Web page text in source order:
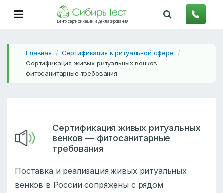
центр сертификации и декларирования
Главная / Сертификация в ритуальной сфере /
Сертификация живых ритуальных венков —
фитосанитарные требования
Сертификация живых ритуальных
венков — фитосанитарные
требования
Поставка и реализация живых ритуальных
венков в России сопряжены с рядом